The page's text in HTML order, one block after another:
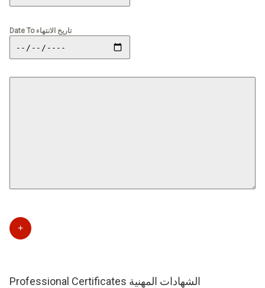
Date To تاريخ الانتهاء
+
Professional Certificates الشهادات المهنية